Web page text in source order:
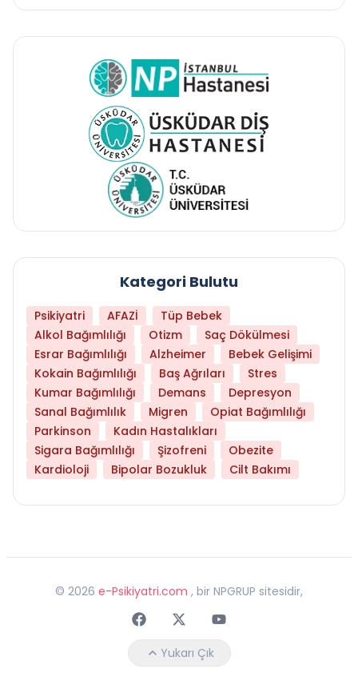
Kategori Bulutu
Psikiyatri AFAZİ
Tüp Bebek
Alkol Bağımlılığı
Otizm
Saç Dökülmesi
Esrar Bağımlılığı
Alzheimer
Bebek Gelişimi
Kokain Bağımlılığı
Baş Ağrıları
Stres
Kumar Bağımlılığı
Demans
Depresyon
Sanal Bağımlılık
Migren
Opiat Bağımlılığı
Parkinson
Kadın Hastalıkları
Sigara Bağımlılığı
Şizofreni
Obezite
Kardioloji
Bipolar Bozukluk Cilt Bakımı
© 2026 e-Psikiyatri.com , bir NPGRUP sitesidir,
FaceebokTwitterYoutube
Yukarı Çık